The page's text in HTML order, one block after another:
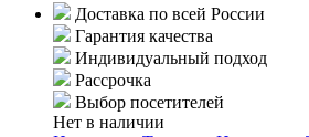
Доставка по всей России
Гарантия качества
Индивидуальный подход
Рассрочка
Выбор посетителей
Нет в наличии